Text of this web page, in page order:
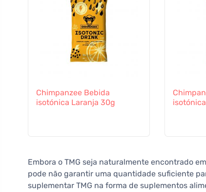
Chimpanzee Bebida
isotónica Laranja 30g
Embora o TMG seja naturalmente encontrado
pode não garantir uma quantidade suficiente
suplementar TMG na forma de suplementos